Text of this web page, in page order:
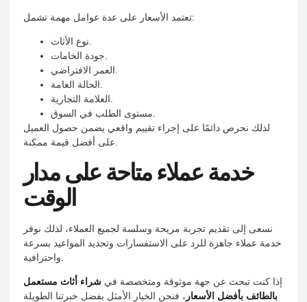
تعتمد الأسعار على عدة عوامل مهمة تشمل:
لذلك نحرص دائمًا على إجراء تقييم واقعي يضمن حصول العميل
خدمة عملاء متاحة على مدار
الوقت
نسعى إلى تقديم تجربة مريحة وسلسة لجميع العملاء، لذلك نوفر
خدمة عملاء جاهزة للرد على الاستفسارات وتحديد المواعيد بسرعة
إذا كنت تبحث عن جهة موثوقة ومتخصصة في شراء أثاث مستعمل
بالطائف بأفضل الأسعار ، فنحن الخيار الأمثل بفضل خبرتنا الطويلة